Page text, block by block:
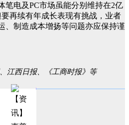
笔电及PC市场虽能分别维持在2亿
再续有年成长表现有挑战，业者
、制造成本增扬等问题亦应保持谨
江西日报、《工商时报》等